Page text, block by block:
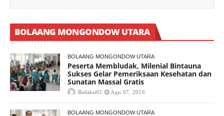
BOLAANG MONGONDOW UTARA
BOLAANG MONGONDOW UTARA
Peserta Membludak, Milenial Bintauna
Sukses Gelar Pemeriksaan Kesehatan dan
Sunatan Massal Gratis
Redaksi02 Agu 07, 2026
BOLAANG MONGONDOW UTARA